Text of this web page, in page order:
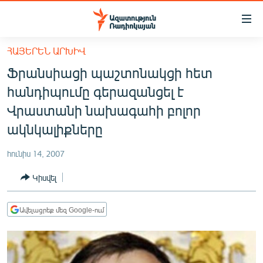
Մատչելիության
հիմնական
բովանդակությանը
Անցնել
հիմնական
մենյուին
Որոնում
ՀԱՅԱՍՏԱՆ
ՔԱՂԱՔԱԿԱՆ
ԸՆՏՐՈՒԹՅՈՒՆՆԵՐ 2026
ՏՆՏԵՍՈՒԹՅՈՒՆ
ՂԱՐԱԲԱՂ
ՊԱՏԵՐԱԶՄԻ 6 ՇԱԲԱԹՆԵՐԸ
ՏԱՐԱԾԱՇՐՋԱՆ
ՀԱՅԵՐԵՆ ԱՐԽԻՎ
Ֆրանսիացի պաշտոնակցի հետ
հանդիպումը գերազանցել է
Վրաստանի նախագահի բոլոր
ակնկալիքները
հունիս 14, 2007
Կիսվել
Ավելացրեք մեզ Google-ում